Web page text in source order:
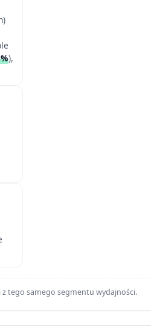
),
tego samego segmentu wydajności.